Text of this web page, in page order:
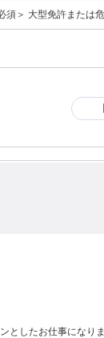
隣エリアへ安全にお届
北エリアのガソリン
度 件数が決まって
、消防法
式で学びます。あ
手当」、さらに別途
も完備しており、安定
いを応援します。
躍中。再雇用制度も
く、新人の不安な気
円～月（実費精算型） 入社支度金をご用
20万円の実績あり）
須＞ 大型免許または
ラック、バス等の運